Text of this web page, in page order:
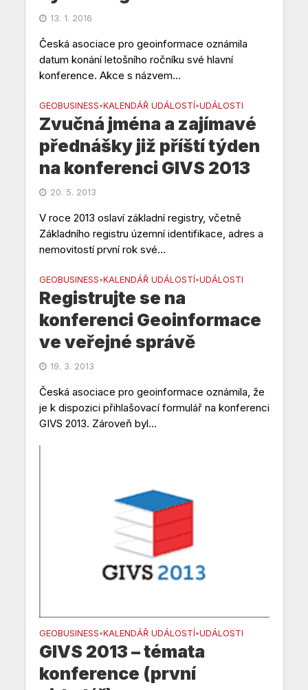
13. 1. 2016
Česká asociace pro geoinformace oznámila
datum konání letošního ročníku své hlavní
konference. Akce s názvem...
GEOBUSINESS•KALENDÁŘ UDÁLOSTÍ•UDÁLOSTI
Zvučná jména a zajímavé
přednášky již příští týden
na konferenci GIVS 2013
20. 5. 2013
V roce 2013 oslaví základní registry, včetně
Základního registru územní identifikace, adres a
nemovitostí první rok své...
GEOBUSINESS•KALENDÁŘ UDÁLOSTÍ•UDÁLOSTI
Registrujte se na
konferenci Geoinformace
ve veřejné správě
19. 3. 2013
Česká asociace pro geoinformace oznámila, že
je k dispozici přihlašovací formulář na konferenci
GIVS 2013. Zároveň byl...
GEOBUSINESS•KALENDÁŘ UDÁLOSTÍ•UDÁLOSTI
GIVS 2013 – témata
konference (první